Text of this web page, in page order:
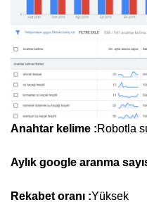
Anahtar kelime :Robotla
Aylık google aranma
Rekabet oranı :Yüksek